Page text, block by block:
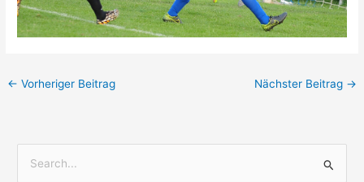
← Vorheriger Beitrag Nächster Beitrag →